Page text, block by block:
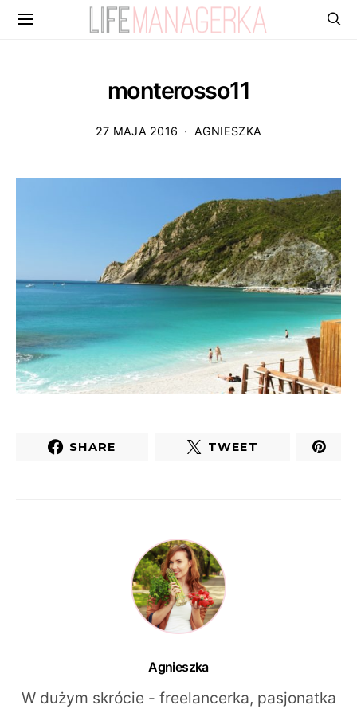
monterosso11
27 MAJA 2016 AGNIESZKA
SHARE TWEET
Agnieszka
W dużym skrócie - freelancerka, pasjonatka